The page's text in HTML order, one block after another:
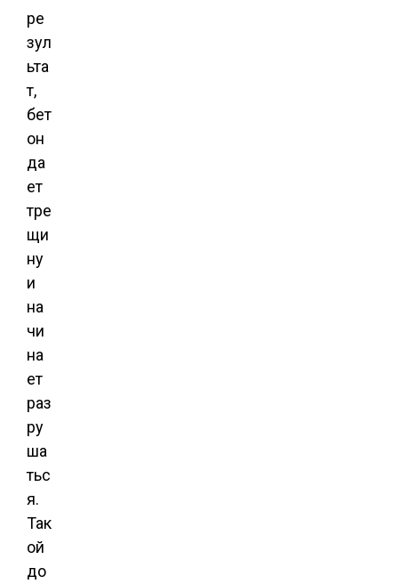
ре
зул
ьта
т,
бет
он
да
ет
тре
щи
ну
и
на
чи
на
ет
раз
ру
ша
тьс
я.
Так
ой
до